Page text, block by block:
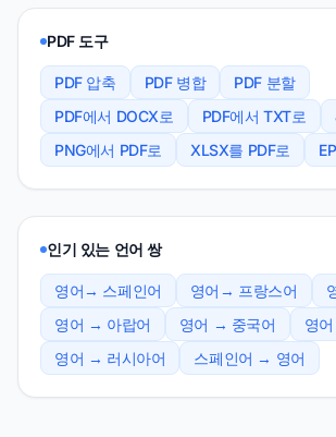
PDF 도구
PDF 압축 PDF 병합
PDF 분할
PDF에서 DOCX로
PDF에서 TXT로
PNG에서 PDF로
XLSX를 PDF로
인기 있는 언어 쌍
영어→ 스페인어 영어→ 프랑스어
영어 → 아랍어
영어 → 중국어
영
영어 → 러시아어
스페인어 → 영어